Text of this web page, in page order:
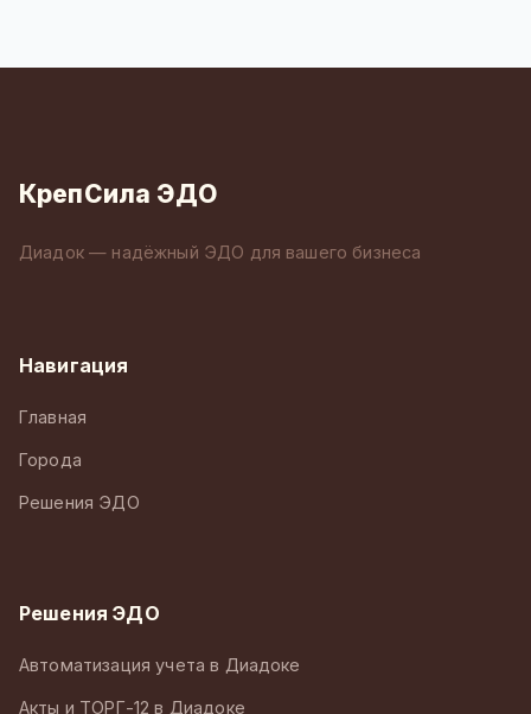
КрепСила ЭДО
Диадок — надёжный ЭДО для вашего бизнеса
Навигация
Главная
Города
Решения ЭДО
Решения ЭДО
Автоматизация учета в Диадоке
Акты и ТОРГ-12 в Диадоке